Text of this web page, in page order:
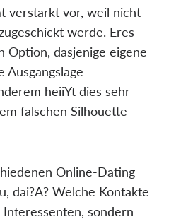
verstarkt vor, weil nicht
werde. Eres
Option, dasjenige eigene
heiiYt dies sehr
falschen Silhouette
Online-Dating
dai?A? Welche Kontakte
sondern